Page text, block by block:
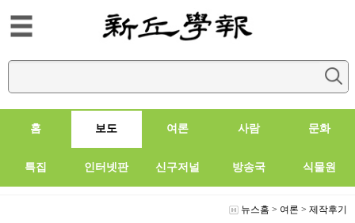
홈 보도 여론 사람 문화
특집 인터넷판 신구저널 방송국 식물원
뉴스홈 > 여론 > 제작후기